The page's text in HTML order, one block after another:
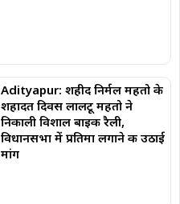
Adityapur: शहीद निर्मल महतो के
शहादत दिवस लालटू महतो ने
निकाली विशाल बाइक रैली,
विधानसभा में प्रतिमा लगाने की उठाई
मांग